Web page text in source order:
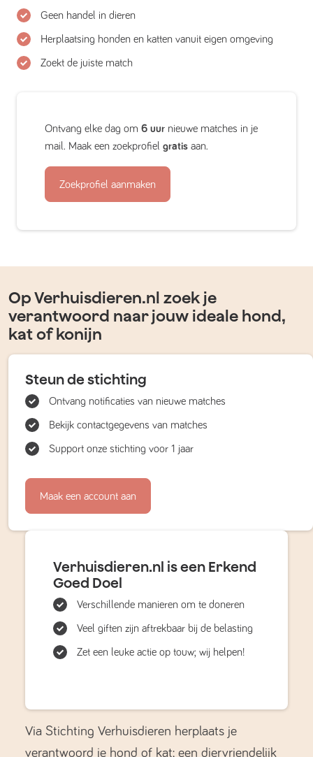
Geen handel in dieren
Herplaatsing honden en katten vanuit eigen omgeving
Zoekt de juiste match
Ontvang elke dag om 6 uur nieuwe matches in je
mail. Maak een zoekprofiel gratis aan.
Zoekprofiel aanmaken
Op Verhuisdieren.nl zoek je
verantwoord naar jouw ideale hond,
kat of konijn
Steun de stichting
Ontvang notificaties van nieuwe matches
Bekijk contactgegevens van matches
Support onze stichting voor 1 jaar
Maak een account aan
Verhuisdieren.nl is een Erkend
Goed Doel
Verschillende manieren om te doneren
Veel giften zijn aftrekbaar bij de belasting
Zet een leuke actie op touw; wij helpen!
Via Stichting Verhuisdieren herplaats je
verantwoord je hond of kat; een diervriendelijk